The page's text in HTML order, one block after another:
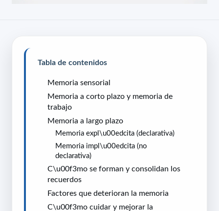
Tabla de contenidos
Memoria sensorial
Memoria a corto plazo y memoria de
trabajo
Memoria a largo plazo
Memoria expl\u00edcita (declarativa)
Memoria impl\u00edcita (no
declarativa)
C\u00f3mo se forman y consolidan los
recuerdos
Factores que deterioran la memoria
C\u00f3mo cuidar y mejorar la